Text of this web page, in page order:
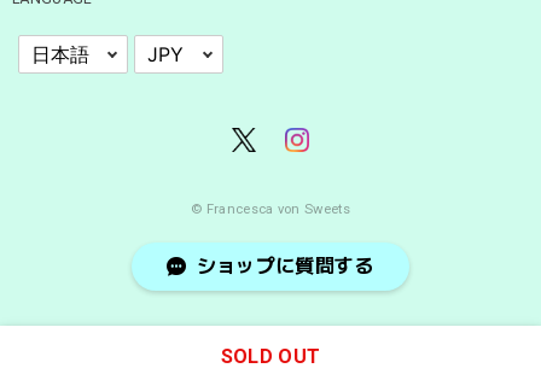
© Francesca von Sweets
SOLD OUT
ショップに質問する